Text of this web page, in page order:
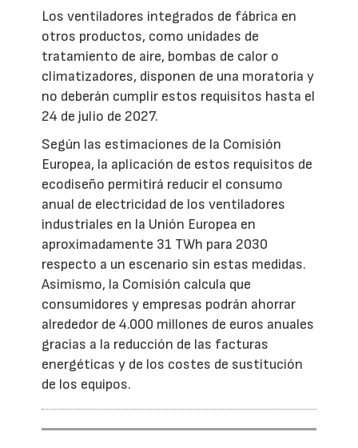
Los ventiladores integrados de fábrica en
otros productos, como unidades de
tratamiento de aire, bombas de calor o
climatizadores, disponen de una moratoria y
no deberán cumplir estos requisitos hasta el
24 de julio de 2027.
Según las estimaciones de la Comisión
Europea, la aplicación de estos requisitos de
ecodiseño permitirá reducir el consumo
anual de electricidad de los ventiladores
industriales en la Unión Europea en
aproximadamente 31 TWh para 2030
respecto a un escenario sin estas medidas.
Asimismo, la Comisión calcula que
consumidores y empresas podrán ahorrar
alrededor de 4.000 millones de euros anuales
gracias a la reducción de las facturas
energéticas y de los costes de sustitución
de los equipos.